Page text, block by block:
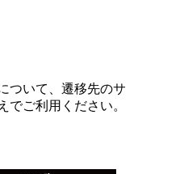
ついて、遷移先のサ
でご利用ください。